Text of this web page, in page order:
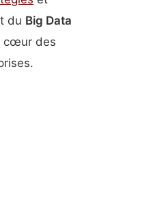
du Big Data
cœur des